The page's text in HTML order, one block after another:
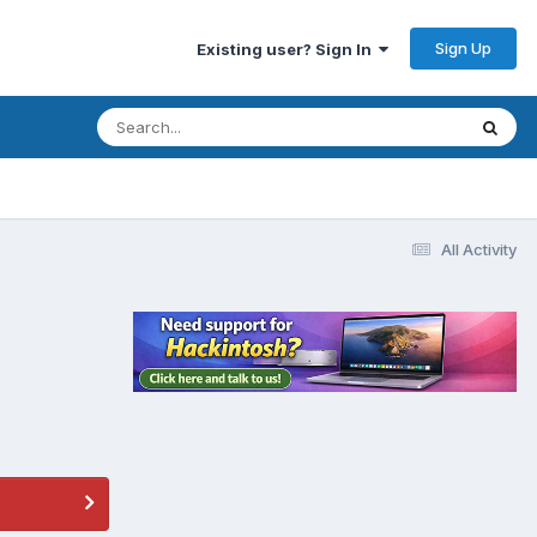
Existing user? Sign In Sign Up
All Activity